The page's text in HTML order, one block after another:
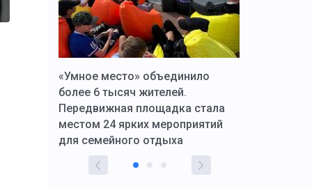
«Умное место» объединило
более 6 тысяч жителей.
Передвижная площадка стала
местом 24 ярких мероприятий
для семейного отдыха